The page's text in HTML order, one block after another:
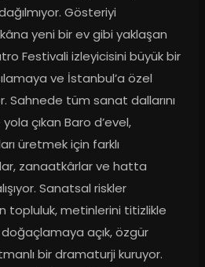
Gösteriyi
yeni bir ev gibi yaklaşan
Festivali izleyicisini büyük bir
ve İstanbul’a özel
Sahnede tüm sanat dallarını
çıkan Baro d’evel,
üretmek için farklı
zanaatkârlar ve hatta
Sanatsal riskler
topluluk, metinlerini titizlikle
açık, özgür
bir dramaturji kuruyor.